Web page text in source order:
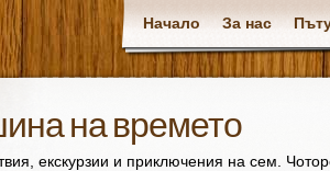
Начало За нас
на времето
екскурзии и приключения на сем.